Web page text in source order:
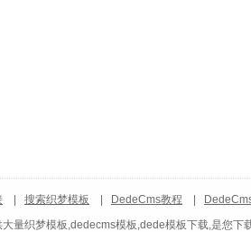
搜索织梦模板 DedeCms教程
大量织梦模板,dedecms模板,dede模板下载,是您